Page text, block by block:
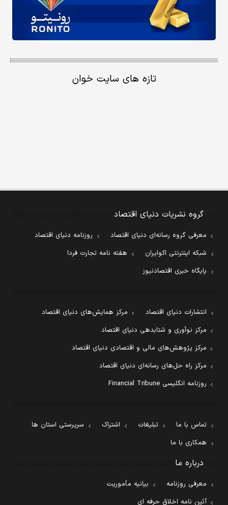
تازه های سایت خوان
گروه نشریات دنیای اقتصاد
معرفی گروه رسانه‌ای دنیای اقتصاد
روزنامه دنیای اقتصاد
شبکه اینترنتی اکوایران
هفته نامه تجارت فردا
پایگاه خبری اقتصادنیوز
انتشارات دنیای اقتصاد
مرکز همایش‌های دنیای اقتصاد
مرکز نوآوری و شتابدهی دنیای اقتصاد
مرکز پژوهش‌های مالی و اقتصادی دنیای اقتصاد
مرکز راه حل‌های رسانه‌ای دنیای اقتصاد
روزنامه انگلیسی Financial Tribune
تماس با ما تبلیغات اشتراک
سرپرستی استان ها
همکاری با ما
درباره ما
معرفی روزنامه
بیانیه مأموریت
آئین نامه اخلاق حرفه ای